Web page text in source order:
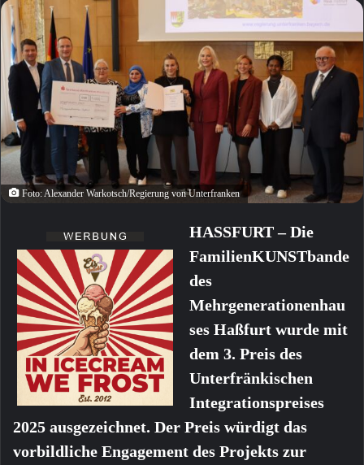
Foto: Alexander Warkotsch/Regierung von Unterfranken
HASSFURT – Die
FamilienKUNSTbande
des
Mehrgenerationenhau
ses Haßfurt wurde mit
dem 3. Preis des
Unterfränkischen
Integrationspreises
2025 ausgezeichnet. Der Preis würdigt das
vorbildliche Engagement des Projekts zur